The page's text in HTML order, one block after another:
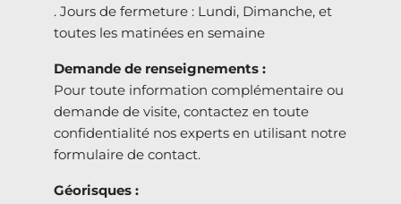
. Jours de fermeture : Lundi, Dimanche, et
toutes les matinées en semaine
Demande de renseignements :
Pour toute information complémentaire ou
demande de visite, contactez en toute
confidentialité nos experts en utilisant notre
formulaire de contact.
Géorisques :